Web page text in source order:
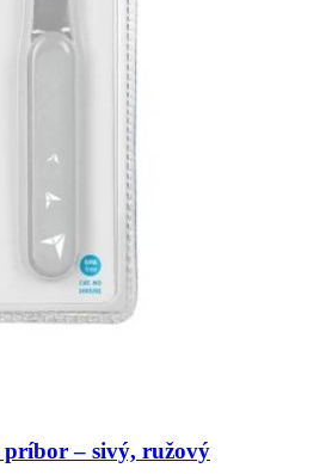
príbor – sivý, ružový